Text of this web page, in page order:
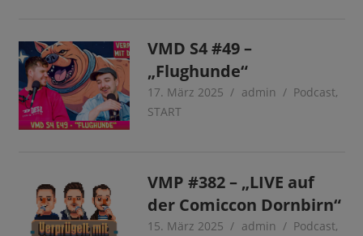
VMD S4 #49 –
„Flughunde“
17. März 2025 admin Podcast,
START
VMP #382 – „LIVE auf
der Comiccon Dornbirn“
15. März 2025 admin Podcast,